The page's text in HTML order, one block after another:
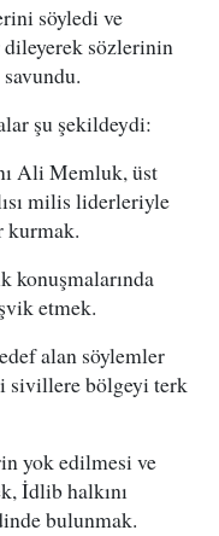
söyledi ve
sözlerinin
şu şekildeydi:
Ali Memluk, üst
milis liderleriyle
kurmak.
konuşmalarında
etmek.
alan söylemler
sivillere bölgeyi terk
yok edilmesi ve
İdlib halkını
bulunmak.